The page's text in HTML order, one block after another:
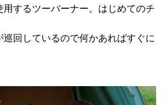
するツーバーナー。はじめてのチ
回しているので何かあればすぐに